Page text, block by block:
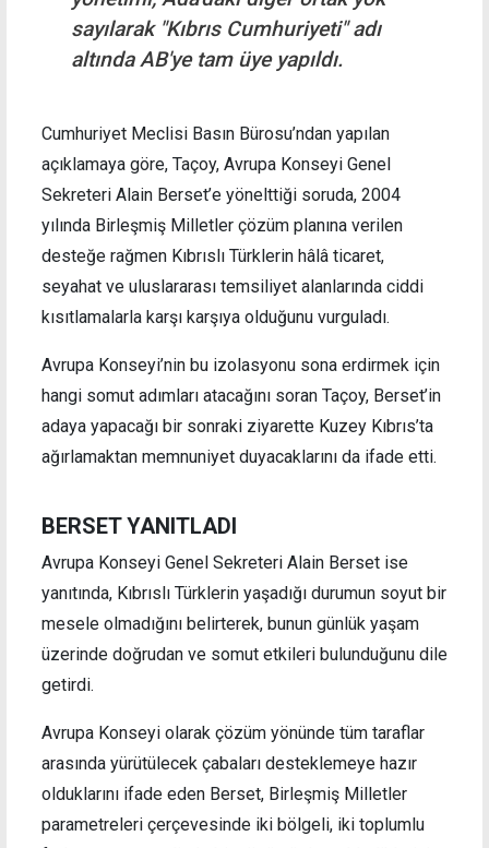
sayılarak "Kıbrıs Cumhuriyeti" adı
altında AB'ye tam üye yapıldı.
Cumhuriyet Meclisi Basın Bürosu’ndan yapılan
açıklamaya göre, Taçoy, Avrupa Konseyi Genel
Sekreteri Alain Berset’e yönelttiği soruda, 2004
yılında Birleşmiş Milletler çözüm planına verilen
desteğe rağmen Kıbrıslı Türklerin hâlâ ticaret,
seyahat ve uluslararası temsiliyet alanlarında ciddi
kısıtlamalarla karşı karşıya olduğunu vurguladı.
Avrupa Konseyi’nin bu izolasyonu sona erdirmek için
hangi somut adımları atacağını soran Taçoy, Berset’in
adaya yapacağı bir sonraki ziyarette Kuzey Kıbrıs’ta
ağırlamaktan memnuniyet duyacaklarını da ifade etti.
BERSET YANITLADI
Avrupa Konseyi Genel Sekreteri Alain Berset ise
yanıtında, Kıbrıslı Türklerin yaşadığı durumun soyut bir
mesele olmadığını belirterek, bunun günlük yaşam
üzerinde doğrudan ve somut etkileri bulunduğunu dile
getirdi.
Avrupa Konseyi olarak çözüm yönünde tüm taraflar
arasında yürütülecek çabaları desteklemeye hazır
olduklarını ifade eden Berset, Birleşmiş Milletler
parametreleri çerçevesinde iki bölgeli, iki toplumlu